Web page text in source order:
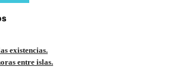
existencias.
entre islas.